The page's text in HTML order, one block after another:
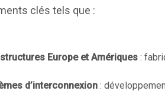
clés tels que :
Europe et Amériques :
d’interconnexion :